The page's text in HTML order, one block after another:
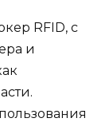
RFID, с
и